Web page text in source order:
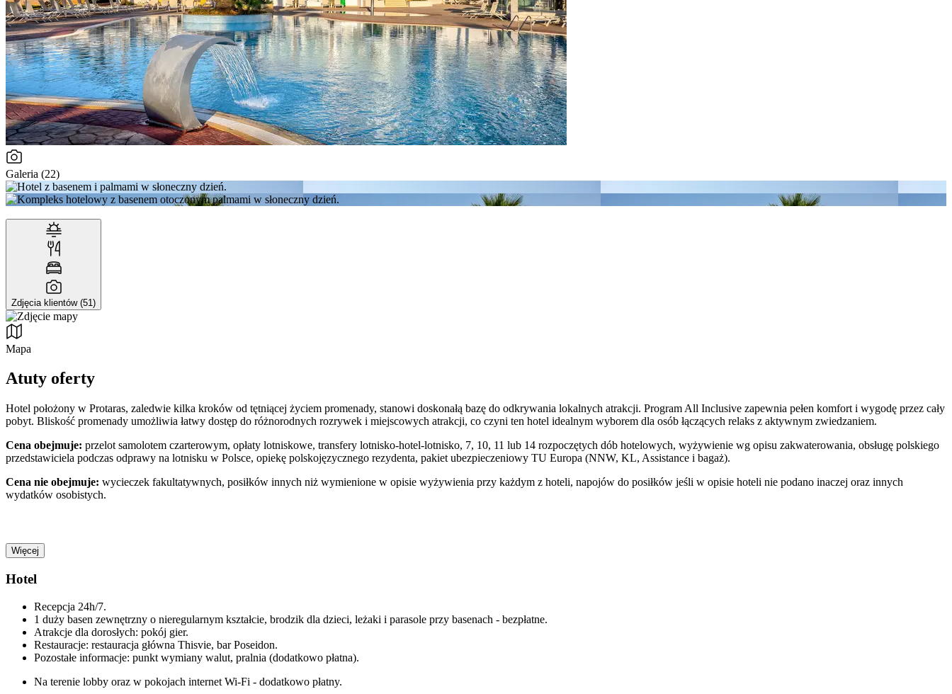
Galeria (22)
Zdjęcia klientów (51)
Mapa
Atuty oferty
Hotel położony w Protaras, zaledwie kilka kroków od tętniącej życiem promenady, stanowi doskonałą bazę do odkrywania lokalnych atrakcji. Program All Inclusive zapewnia pełen komfort i wygodę przez cały
pobyt. Bliskość promenady umożliwia łatwy dostęp do różnorodnych rozrywek i miejscowych atrakcji, co czyni ten hotel idealnym wyborem dla osób łączących relaks z aktywnym zwiedzaniem.
Cena obejmuje: przelot samolotem czarterowym, opłaty lotniskowe, transfery lotnisko-hotel-lotnisko, 7, 10, 11 lub 14 rozpoczętych dób hotelowych, wyżywienie wg opisu zakwaterowania, obsługę polskiego
przedstawiciela podczas odprawy na lotnisku w Polsce, opiekę polskojęzycznego rezydenta, pakiet ubezpieczeniowy TU Europa (NNW, KL, Assistance i bagaż).
Cena nie obejmuje: wycieczek fakultatywnych, posiłków innych niż wymienione w opisie wyżywienia przy każdym z hoteli, napojów do posiłków jeśli w opisie hoteli nie podano inaczej oraz innych
wydatków osobistych.
Więcej
Hotel
Recepcja 24h/7.
1 duży basen zewnętrzny o nieregularnym kształcie, brodzik dla dzieci, leżaki i parasole przy basenach - bezpłatne.
Atrakcje dla dorosłych: pokój gier.
Restauracje: restauracja główna Thisvie, bar Poseidon.
Pozostałe informacje: punkt wymiany walut, pralnia (dodatkowo płatna).
Na terenie lobby oraz w pokojach internet Wi-Fi - dodatkowo płatny.